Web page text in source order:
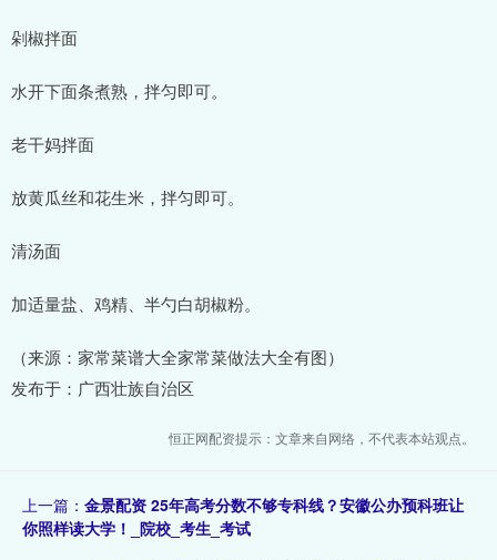
剁椒拌面
水开下面条煮熟，拌匀即可。
老干妈拌面
放黄瓜丝和花生米，拌匀即可。
清汤面
加适量盐、鸡精、半勺白胡椒粉。
（来源：家常菜谱大全家常菜做法大全有图）
发布于：广西壮族自治区
恒正网配资提示：文章来自网络，不代表本站观点。
上一篇： 金景配资 25年高考分数不够专科线？安徽公办预科班让
你照样读大学！_院校_考生_考试